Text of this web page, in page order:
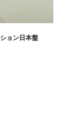
ョン日本盤